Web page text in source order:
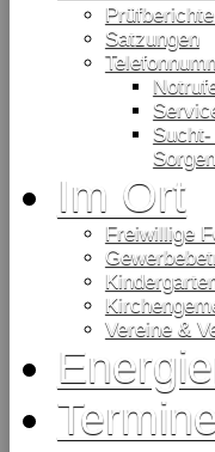
Satzungen
Im Ort
Freiwillige
Vereine &